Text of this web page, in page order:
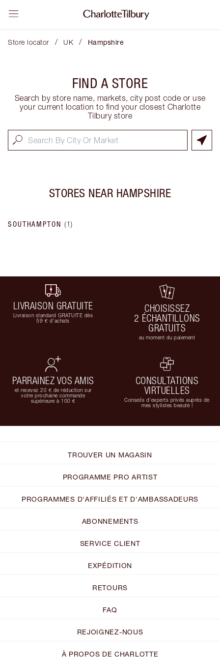
Store locator / UK / Hampshire
FIND A STORE
Search by store name, markets, city post code or use
your current location to find your closest Charlotte
Tilbury store
STORES NEAR HAMPSHIRE
SOUTHAMPTON (1)
LIVRAISON GRATUITE
Livraison standard GRATUITE dès
59 € d'achats
CHOISISSEZ
2 ÉCHANTILLONS
GRATUITS
au moment du paiement
PARRAINEZ VOS AMIS
et recevez 20 € de réduction sur
votre prochaine commande
supérieure à 100 €
CONSULTATIONS
VIRTUELLES
Conseils d'experts privés auprès de
mes stylistes beauté !
TROUVER UN MAGASIN
PROGRAMME PRO ARTIST
PROGRAMMES D'AFFILIÉS ET D'AMBASSADEURS
ABONNEMENTS
SERVICE CLIENT
EXPÉDITION
RETOURS
FAQ
REJOIGNEZ-NOUS
À PROPOS DE CHARLOTTE